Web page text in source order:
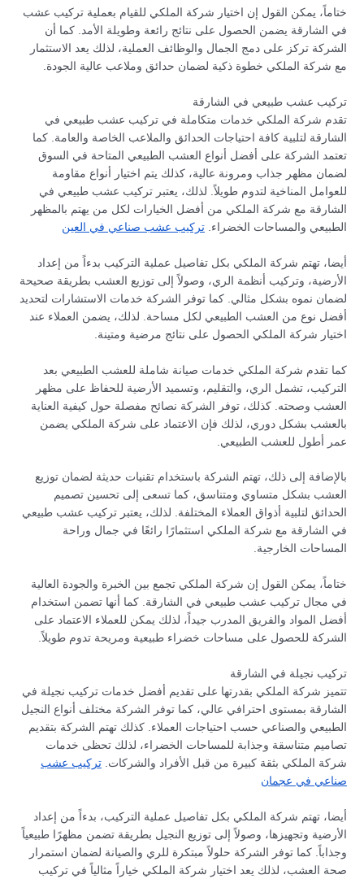
ختاماً، يمكن القول إن اختيار شركة الملكي للقيام بعملية تركيب عشب
في الشارقة يضمن الحصول على نتائج رائعة وطويلة الأمد. كما أن
الشركة تركز على دمج الجمال والوظائف العملية، لذلك يعد الاستثمار
مع شركة الملكي خطوة ذكية لضمان حدائق وملاعب عالية الجودة.
تركيب عشب طبيعي في الشارقة
تقدم شركة الملكي خدمات متكاملة في تركيب عشب طبيعي في
الشارقة لتلبية كافة احتياجات الحدائق والملاعب الخاصة والعامة. كما
تعتمد الشركة على أفضل أنواع العشب الطبيعي المتاحة في السوق
لضمان مظهر جذاب ومرونة عالية، كذلك يتم اختيار أنواع مقاومة
للعوامل المناخية لتدوم طويلاً. لذلك، يعتبر تركيب عشب طبيعي في
الشارقة مع شركة الملكي من أفضل الخيارات لكل من يهتم بالمظهر
الطبيعي والمساحات الخضراء.تركيب عشب صناعي في العين
أيضا، تهتم شركة الملكي بكل تفاصيل عملية التركيب بدءاً من إعداد
الأرضية، وتركيب أنظمة الري، وصولاً إلى توزيع العشب بطريقة صحيحة
لضمان نموه بشكل مثالي. كما توفر الشركة خدمات الاستشارات لتحديد
أفضل نوع من العشب الطبيعي لكل مساحة. لذلك، يضمن العملاء عند
اختيار شركة الملكي الحصول على نتائج مرضية ومتينة.
كما تقدم شركة الملكي خدمات صيانة شاملة للعشب الطبيعي بعد
التركيب، تشمل الري، والتقليم، وتسميد الأرضية للحفاظ على مظهر
العشب وصحته. كذلك، توفر الشركة نصائح مفصلة حول كيفية العناية
بالعشب بشكل دوري، لذلك فإن الاعتماد على شركة الملكي يضمن
عمر أطول للعشب الطبيعي.
بالإضافة إلى ذلك، تهتم الشركة باستخدام تقنيات حديثة لضمان توزيع
العشب بشكل متساوي ومتناسق، كما تسعى إلى تحسين تصميم
الحدائق لتلبية أذواق العملاء المختلفة. لذلك، يعتبر تركيب عشب طبيعي
في الشارقة مع شركة الملكي استثمارًا رائعًا في جمال وراحة
المساحات الخارجية.
ختاماً، يمكن القول إن شركة الملكي تجمع بين الخبرة والجودة العالية
في مجال تركيب عشب طبيعي في الشارقة. كما أنها تضمن استخدام
أفضل المواد والفريق المدرب جيداً، لذلك يمكن للعملاء الاعتماد على
الشركة للحصول على مساحات خضراء طبيعية ومريحة تدوم طويلاً.
تركيب نجيلة في الشارقة
تتميز شركة الملكي بقدرتها على تقديم أفضل خدمات تركيب نجيلة في
الشارقة بمستوى احترافي عالي، كما توفر الشركة مختلف أنواع النجيل
الطبيعي والصناعي حسب احتياجات العملاء. كذلك تهتم الشركة بتقديم
تصاميم متناسقة وجذابة للمساحات الخضراء، لذلك تحظى خدمات
شركة الملكي بثقة كبيرة من قبل الأفراد والشركات.تركيب عشب
صناعي في عجمان
أيضا، تهتم شركة الملكي بكل تفاصيل عملية التركيب، بدءاً من إعداد
الأرضية وتجهيزها، وصولاً إلى توزيع النجيل بطريقة تضمن مظهرًا طبيعياً
وجذاباً. كما توفر الشركة حلولاً مبتكرة للري والصيانة لضمان استمرار
صحة العشب، لذلك يعد اختيار شركة الملكي خياراً مثالياً في تركيب